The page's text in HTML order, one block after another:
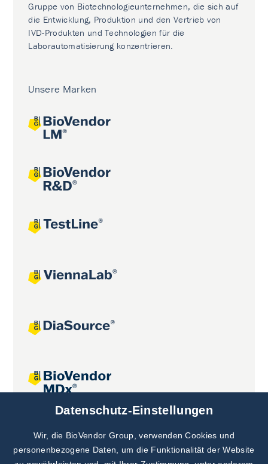
Gruppe von Biotechnologieunternehmen, die sich auf
die Entwicklung, Produktion und den Vertrieb von
IVD-Produkten und Technologien für die
Laborautomatisierung konzentrieren.
Unsere Marken
Datenschutz-Einstellungen
Wir, die BioVendor Group, verwenden Cookies und
personenbezogene Daten, um die Funktionalität der Website